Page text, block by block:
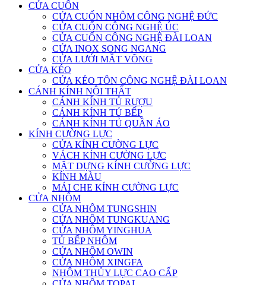
CỬA CUỐN
CỬA CUỐN NHÔM CÔNG NGHỆ ĐỨC
CỬA CUỐN CÔNG NGHỆ ÚC
CỬA CUỐN CÔNG NGHỆ ĐÀI LOAN
CỬA INOX SONG NGANG
CỬA LƯỚI MẮT VÕNG
CỬA KÉO
CỬA KÉO TÔN CÔNG NGHỆ ĐÀI LOAN
CÁNH KÍNH NỘI THẤT
CÁNH KÍNH TỦ RƯỢU
CÁNH KÍNH TỦ BẾP
CÁNH KÍNH TỦ QUẦN ÁO
KÍNH CƯỜNG LỰC
CỬA KÍNH CƯỜNG LỰC
VÁCH KÍNH CƯỜNG LỰC
MẶT DỰNG KÍNH CƯỜNG LỰC
KÍNH MÀU
MÁI CHE KÍNH CƯỜNG LỰC
CỬA NHÔM
CỬA NHÔM TUNGSHIN
CỬA NHÔM TUNGKUANG
CỬA NHÔM YINGHUA
TỦ BẾP NHÔM
CỬA NHÔM OWIN
CỬA NHÔM XINGFA
NHÔM THỦY LỰC CAO CẤP